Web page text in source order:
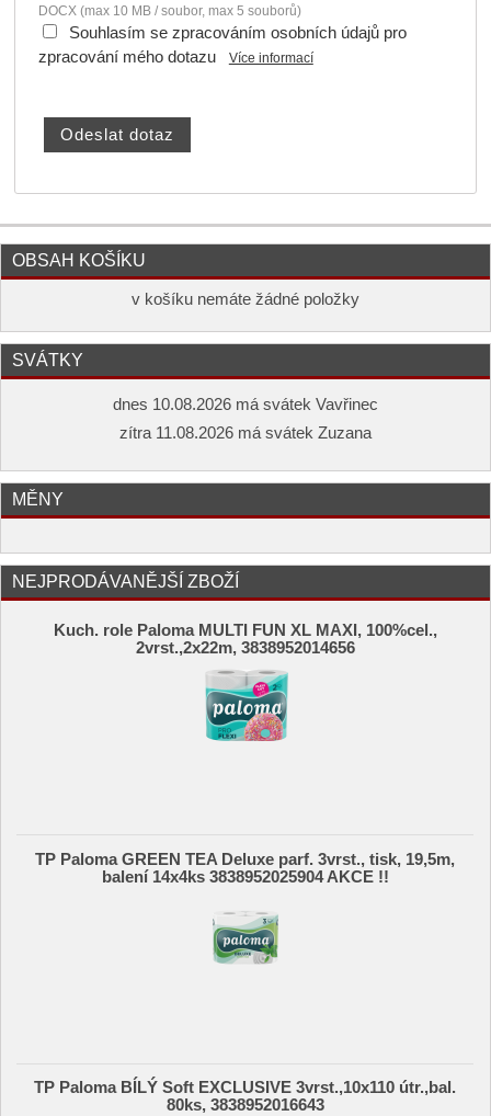
DOCX (max 10 MB / soubor, max 5 souborů)
Souhlasím se zpracováním osobních údajů pro
zpracování mého dotazu
Více informací
OBSAH KOŠÍKU
v košíku nemáte žádné položky
SVÁTKY
dnes 10.08.2026 má svátek Vavřinec
zítra 11.08.2026 má svátek Zuzana
MĚNY
NEJPRODÁVANĚJŠÍ ZBOŽÍ
Kuch. role Paloma MULTI FUN XL MAXI, 100%cel.,
2vrst.,2x22m, 3838952014656
TP Paloma GREEN TEA Deluxe parf. 3vrst., tisk, 19,5m,
balení 14x4ks 3838952025904 AKCE !!
TP Paloma BÍLÝ Soft EXCLUSIVE 3vrst.,10x110 útr.,bal.
80ks, 3838952016643